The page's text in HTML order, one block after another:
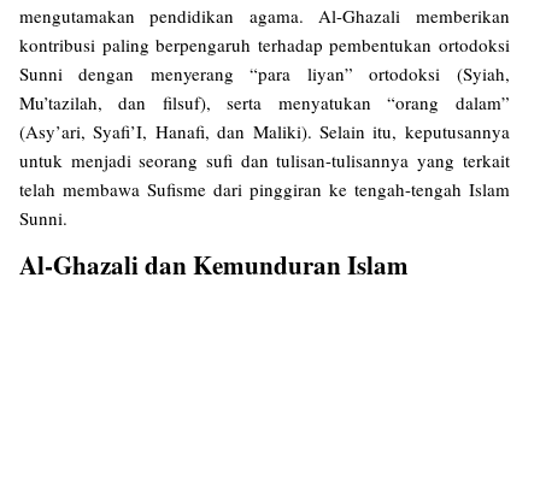
mengutamakan pendidikan agama. Al-Ghazali memberikan
kontribusi paling berpengaruh terhadap pembentukan ortodoksi
Sunni dengan menyerang “para liyan” ortodoksi (Syiah,
Mu’tazilah, dan filsuf), serta menyatukan “orang dalam”
(Asy’ari, Syafi’I, Hanafi, dan Maliki). Selain itu, keputusannya
untuk menjadi seorang sufi dan tulisan-tulisannya yang terkait
telah membawa Sufisme dari pinggiran ke tengah-tengah Islam
Sunni.
Al-Ghazali dan Kemunduran Islam